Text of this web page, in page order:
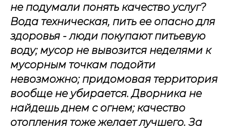
не подумали понять качество услуг?
Вода техническая, пить ее опасно для
здоровья - люди покупают питьевую
воду; мусор не вывозится неделями к
мусорным точкам подойти
невозможно; придомовая территория
вообще не убирается. Дворника не
найдешь днем с огнем; качество
отопления тоже желает лучшего. За